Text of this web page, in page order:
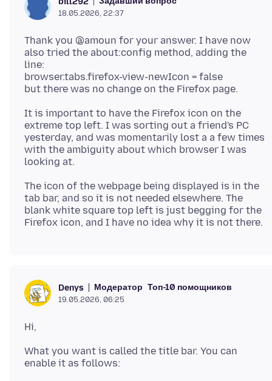
18.05.2026, 22:37
Thank you @amoun for your answer. I have now
also tried the about:config method, adding the
line:
browser.tabs.firefox-view-newIcon = false
It is important to have the Firefox icon on the
extreme top left. I was sorting out a friend's PC
yesterday, and was momentarily lost a a few times
with the ambiguity about which browser I was
The icon of the webpage being displayed is in the
tab bar, and so it is not needed elsewhere. The
blank white square top left is just begging for the
Denys Модератор Топ-10 помощников
19.05.2026, 06:25
What you want is called the title bar. You can